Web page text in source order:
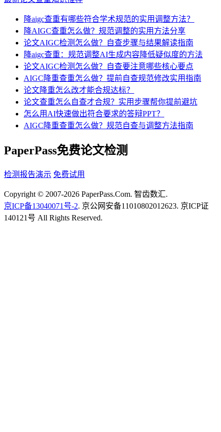
降aigc查重有哪些符合学术规范的实用调整方法？
降AIGC查重怎么做？规范调整的实用方法分享
论文AIGC检测怎么做？自查步骤与结果解读指南
降aigc查重：规范调整AI生成内容降低疑似度的方法
论文AIGC检测怎么做？自查要注意哪些核心要点
AIGC降重查重怎么做？提前自查规范修改实用指南
论文降重怎么改才能合规达标？
论文查重怎么自查才合规？实用步骤帮你提前避坑
怎么用AI快速做出符合要求的答辩PPT？
AIGC降重查重怎么做？规范自查与调整方法指南
PaperPass免费论文检测
检测报告演示 免费试用
Copyright © 2007-2026 PaperPass.Com. 智齿数汇.
京ICP备13040071号-2. 京公网安备11010802012623. 京ICP证
140121号 All Rights Reserved.